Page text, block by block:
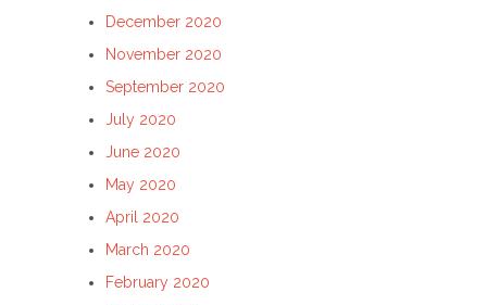
December 2020
November 2020
September 2020
July 2020
June 2020
May 2020
April 2020
March 2020
February 2020